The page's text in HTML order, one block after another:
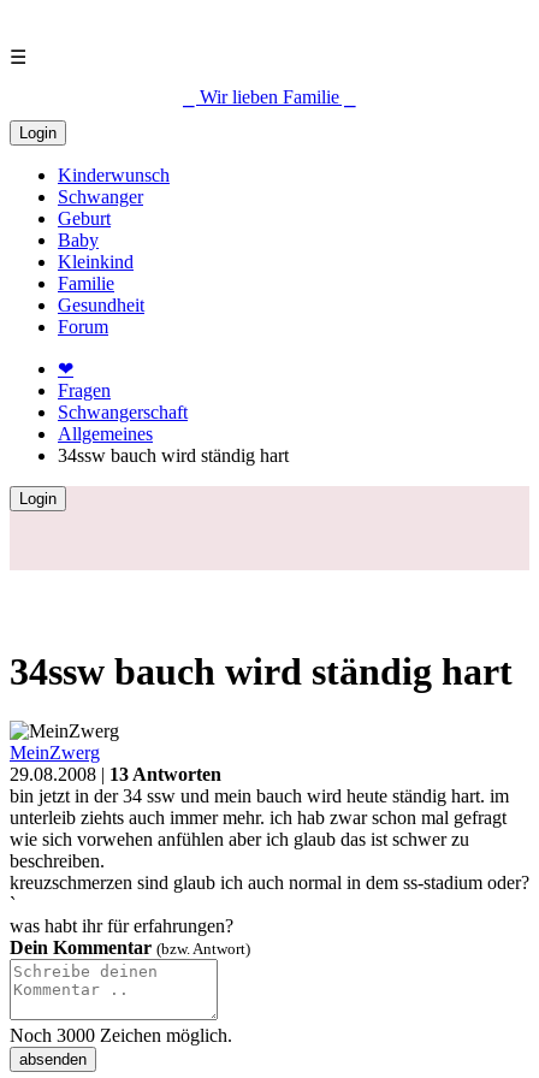
☰
⎯ Wir lieben Familie ⎯
Login
Kinderwunsch
Schwanger
Geburt
Baby
Kleinkind
Familie
Gesundheit
Forum
❤
Fragen
Schwangerschaft
Allgemeines
34ssw bauch wird ständig hart
Login